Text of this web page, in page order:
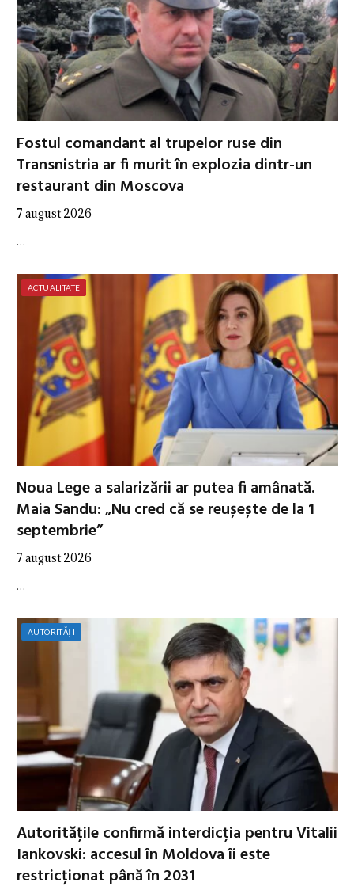
Fostul comandant al trupelor ruse din
Transnistria ar fi murit în explozia dintr-un
restaurant din Moscova
7 august 2026
…
ACTUALITATE
Noua Lege a salarizării ar putea fi amânată.
Maia Sandu: „Nu cred că se reușește de la 1
septembrie”
7 august 2026
…
AUTORITĂȚI
Autoritățile confirmă interdicția pentru Vitalii
Iankovski: accesul în Moldova îi este
restricționat până în 2031